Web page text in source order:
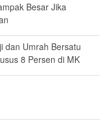
Besar Jika
dan Umrah Bersatu
8 Persen di MK